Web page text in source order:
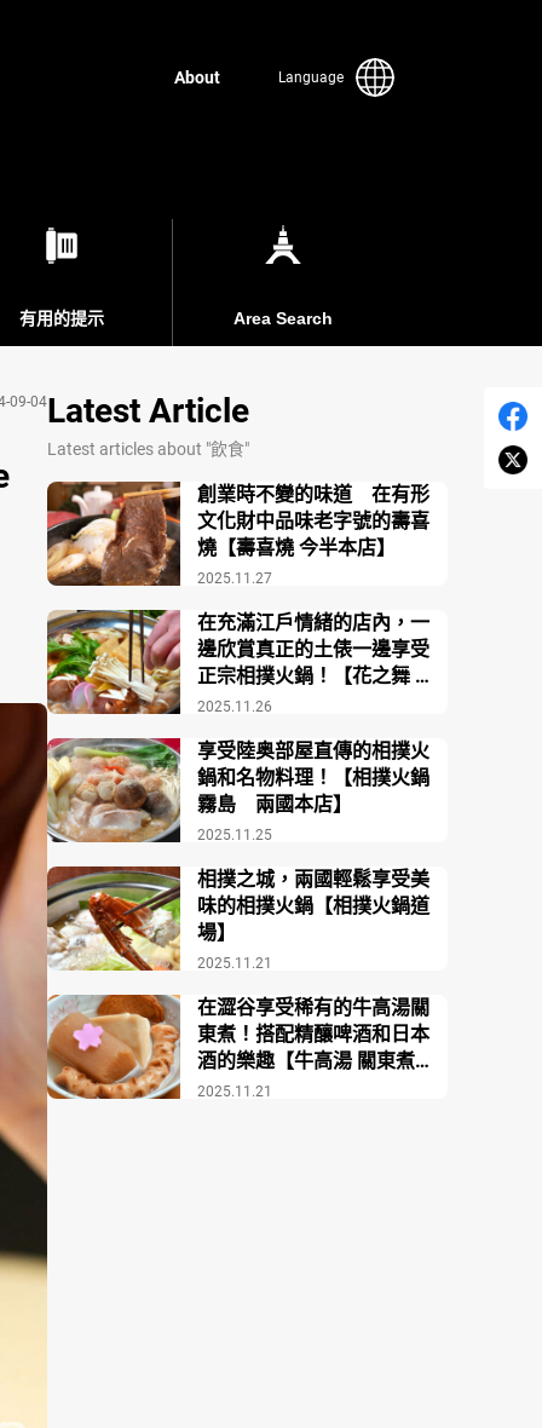
About Language
有用的提示 Area Search
09-04Latest Article
Latest articles about "飲食"
2025.11.27
創業時不變的味道 在有形
文化財中品味老字號的壽喜
燒【壽喜燒 今半本店】
2025.11.26
在充滿江戶情緒的店內，一
邊欣賞真正的土俵一邊享受
正宗相撲火鍋！【花之舞 江
戶東京博物館前店】
2025.11.25
享受陸奥部屋直傳的相撲火
鍋和名物料理！【相撲火鍋
霧島 兩國本店】
2025.11.21
相撲之城，兩國輕鬆享受美
味的相撲火鍋【相撲火鍋道
場】
2025.11.21
在澀谷享受稀有的牛高湯關
東煮！搭配精釀啤酒和日本
酒的樂趣【牛高湯 關東煮酒
場COZAKURA】